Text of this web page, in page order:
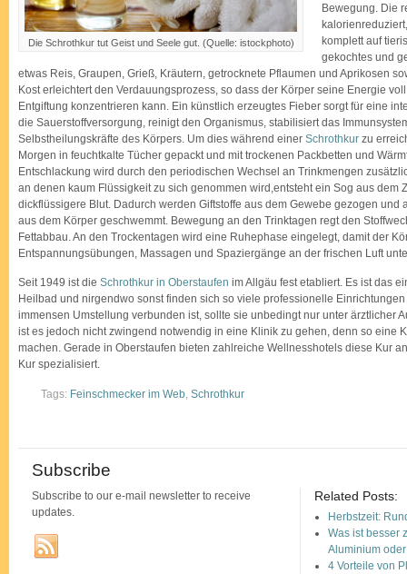
Die Schrothkur tut Geist und Seele gut. (Quelle: istockphoto)
Bewegung. Die
komplett auf
gekochtes und
etwas Reis, Graupen, Grieß, Kräutern, getrocknete Pflaumen und Aprikosen
Kost erleichtert den Verdauungsprozess, so dass der Körper seine Energie
Entgiftung konzentrieren kann. Ein künstlich erzeugtes Fieber sorgt für eine
die Sauerstoffversorgung, reinigt den Organismus, stabilisiert das
Selbstheilungskräfte des Körpers. Um dies während einer Schrothkur zu
Morgen in feuchtkalte Tücher gepackt und mit trockenen Packbetten und
Entschlackung wird durch den periodischen Wechsel an Trinkmengen
an denen kaum Flüssigkeit zu sich genommen wird,entsteht ein Sog aus dem
dickflüssigere Blut. Dadurch werden Giftstoffe aus dem Gewebe gezogen und
aus dem Körper geschwemmt. Bewegung an den Trinktagen regt den
Fettabbau. An den Trockentagen wird eine Ruhephase eingelegt, damit der
Entspannungsübungen, Massagen und Spaziergänge an der frischen Luft
Seit 1949 ist die Schrothkur in Oberstaufen im Allgäu fest etabliert. Es ist das
Heilbad und nirgendwo sonst finden sich so viele professionelle
immensen Umstellung verbunden ist, sollte sie unbedingt nur unter ärztlicher
ist es jedoch nicht zwingend notwendig in eine Klinik zu gehen, denn so eine
machen. Gerade in Oberstaufen bieten zahlreiche Wellnesshotels diese Kur
Kur spezialisiert.
Tags: Feinschmecker im Web Schrothkur
Subscribe
Subscribe to our e-mail newsletter to receive
updates.
Related Posts:
Herbstzeit:
Was ist besser
Aluminium
4 Vorteile von